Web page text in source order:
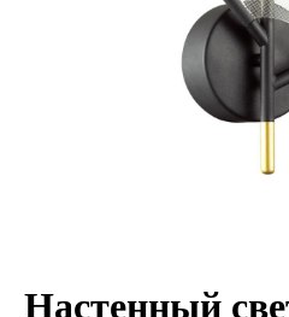
Настенный